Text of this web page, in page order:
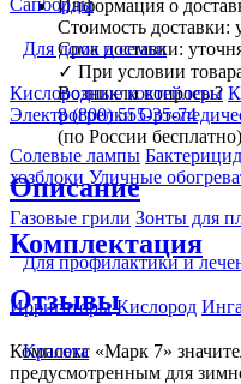
Сапборды
Для дома и семьи
Кислородные коктейлеры
Электрогрелки
Солевые лампы
хозблоки Уличные
Газовые грили Зонты для
Для профилактики и
Ирригаторы Кислород
Красота
Информация о
Стоимость доставки:
Срок доставки:
✓ При условии
Возникли вопросы?
8 (800) 555-35-74
(по России бесплатно)
Описание
Комплектация
Отзывы
Комплекс «Марк 7»
предусмотренным для